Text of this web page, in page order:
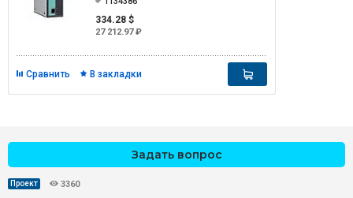
334.28 $
27 212.97 ₽
Сравнить В закладки
Задать вопрос
Проект 3360